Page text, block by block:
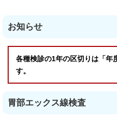
お知らせ
各種検診の1年の区切りは「年
す。
胃部エックス線検査